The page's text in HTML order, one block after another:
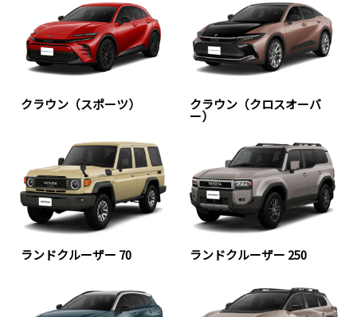
クラウン（スポーツ） クラウン（クロスオーバ
ー）
ランドクルーザー 70 ランドクルーザー 250